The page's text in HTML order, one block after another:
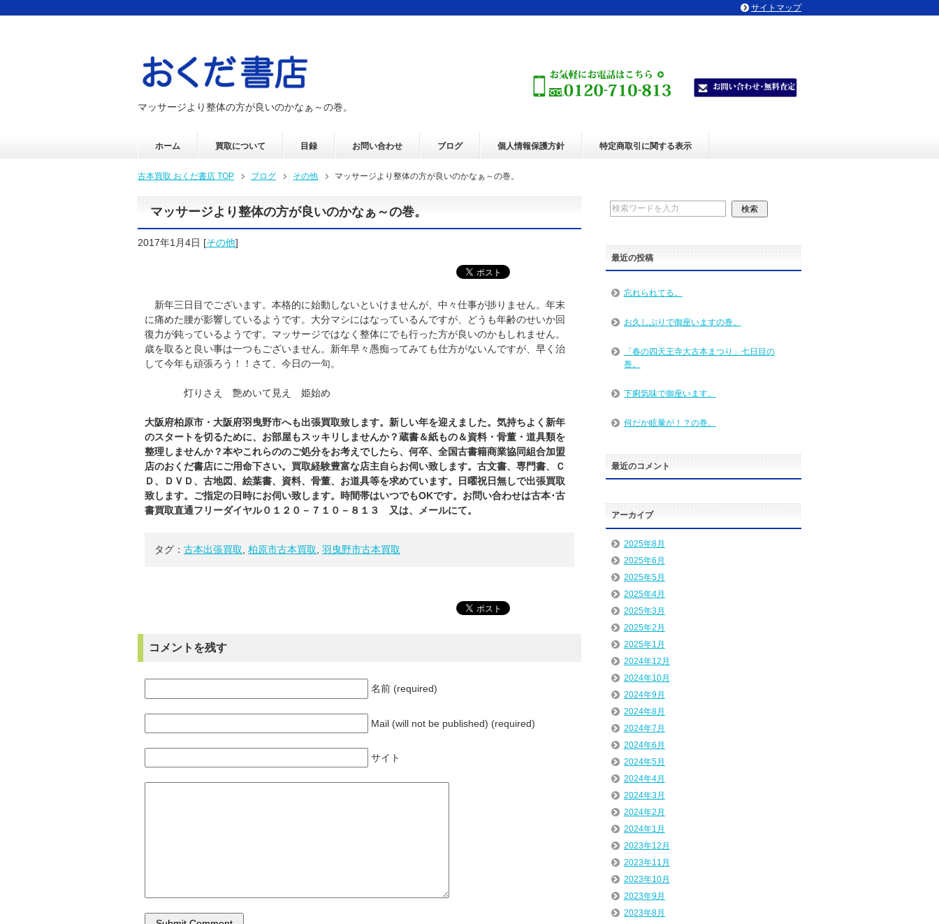
マッサージより整体の方が良いのかなぁ～の巻。
ホーム 買取について 目録 お問い合わせ ブログ 個人情報保護方針 特定商取引に関する表示
古本買取 おくだ書店 TOP ブログ その他 マッサージより整体の方が良いのかなぁ～の巻。
マッサージより整体の方が良いのかなぁ～の巻。
2017年1月4日 [その他]
新年三日目でございます。本格的に始動しないといけませんが、中々仕事が捗りません。年末
に痛めた腰が影響しているようです。大分マシにはなっているんですが、どうも年齢のせいか回
復力が鈍っているようです。マッサージではなく整体にでも行った方が良いのかもしれません。
歳を取ると良い事は一つもございません。新年早々愚痴ってみても仕方がないんですが、早く治
して今年も頑張ろう！！さて、今日の一句。
灯りさえ 艶めいて見え 姫始め
大阪府柏原市・大阪府羽曳野市へも出張買取致します。新しい年を迎えました。気持ちよく新年
のスタートを切るために、お部屋もスッキリしませんか？蔵書＆紙もの＆資料・骨董・道具類を
整理しませんか？本やこれらののご処分をお考えでしたら、何卒、全国古書籍商業協同組合加盟
店のおくだ書店にご用命下さい。買取経験豊富な店主自らお伺い致します。古文書、専門書、Ｃ
Ｄ、ＤＶＤ、古地図、絵葉書、資料、骨董、お道具等を求めています。日曜祝日無しで出張買取
致します。ご指定の日時にお伺い致します。時間帯はいつでもOKです。お問い合わせは古本･古
書買取直通フリーダイヤル０１２０－７１０－８１３ 又は、メールにて。
タグ： 古本出張買取, 柏原市古本買取, 羽曳野市古本買取
コメントを残す
名前 (required)
Mail (will not be published) (required)
サイト
最近の投稿
忘れられてる。
お久しぶりで御座いますの巻。
「春の四天王寺大古本まつり」七日目の
巻。
下痢気味で御座います。
何だか眩暈が！？の巻。
最近のコメント
アーカイブ
2025年8月
2025年6月
2025年5月
2025年4月
2025年3月
2025年2月
2025年1月
2024年12月
2024年10月
2024年9月
2024年8月
2024年7月
2024年6月
2024年5月
2024年4月
2024年3月
2024年2月
2024年1月
2023年12月
2023年11月
2023年10月
2023年9月
2023年8月
サイトマップ